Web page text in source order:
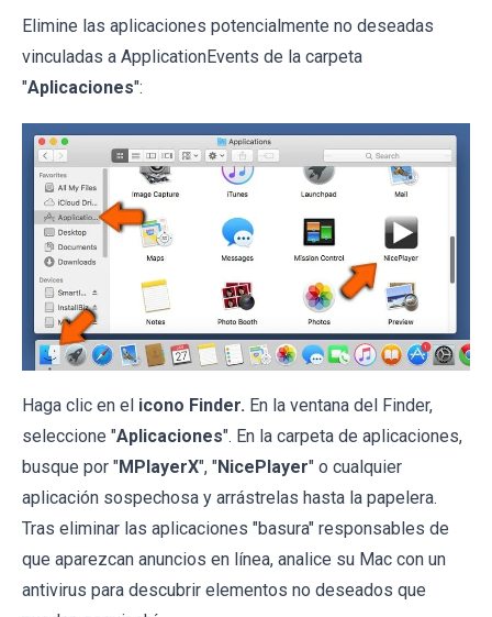
Elimine las aplicaciones potencialmente no deseadas
vinculadas a ApplicationEvents de la carpeta
"Aplicaciones":
Haga clic en el icono Finder. En la ventana del Finder,
seleccione "Aplicaciones". En la carpeta de aplicaciones,
busque por "MPlayerX", "NicePlayer" o cualquier
aplicación sospechosa y arrástrelas hasta la papelera.
Tras eliminar las aplicaciones "basura" responsables de
que aparezcan anuncios en línea, analice su Mac con un
antivirus para descubrir elementos no deseados que